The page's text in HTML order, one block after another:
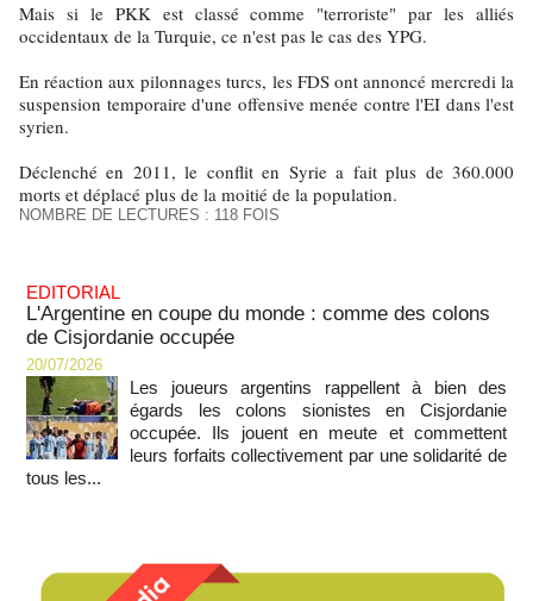
Mais si le PKK est classé comme "terroriste" par les alliés
occidentaux de la Turquie, ce n'est pas le cas des YPG.
En réaction aux pilonnages turcs, les FDS ont annoncé mercredi la
suspension temporaire d'une offensive menée contre l'EI dans l'est
syrien.
Déclenché en 2011, le conflit en Syrie a fait plus de 360.000
morts et déplacé plus de la moitié de la population.
NOMBRE DE LECTURES : 118 FOIS
EDITORIAL
L'Argentine en coupe du monde : comme des colons
de Cisjordanie occupée
20/07/2026
Les joueurs argentins rappellent à bien des
égards les colons sionistes en Cisjordanie
occupée. Ils jouent en meute et commettent
leurs forfaits collectivement par une solidarité de
tous les...